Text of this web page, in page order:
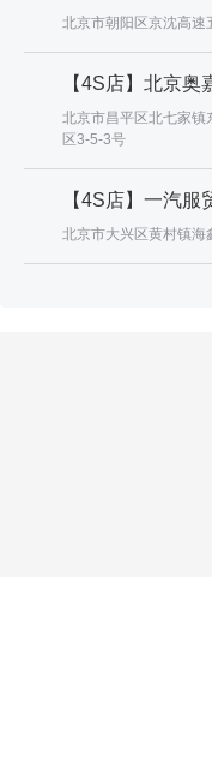
北京市朝阳区京沈高速
【4S店】北京奥
北京市昌平区北七家镇
区3-5-3号
【4S店】一汽
北京市大兴区黄村镇海